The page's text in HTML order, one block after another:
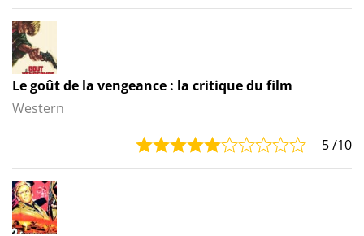
Le goût de la vengeance : la critique du film
Western
5/10